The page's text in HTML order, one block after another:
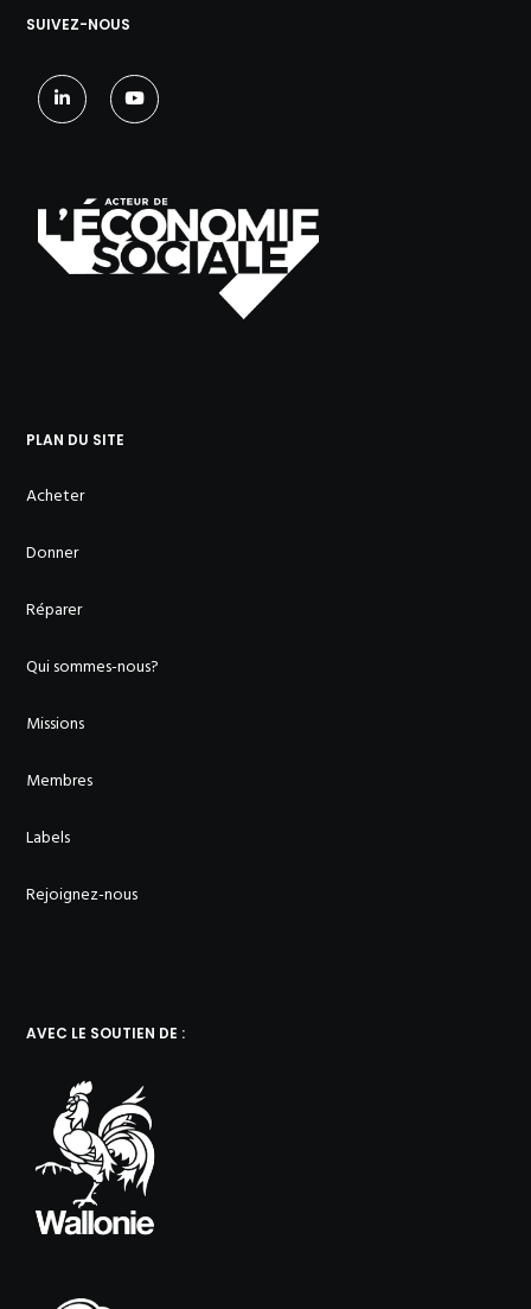
SUIVEZ-NOUS
PLAN DU SITE
Acheter
Donner
Réparer
Qui sommes-nous?
Missions
Membres
Labels
Rejoignez-nous
AVEC LE SOUTIEN DE :